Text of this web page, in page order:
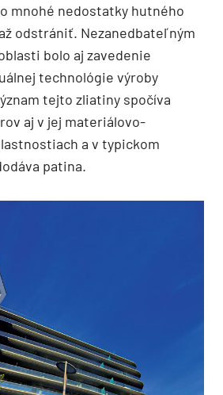
mnohé nedostatky hutného
odstrániť. Nezanedbateľným
bolo aj zavedenie
technológie výroby
tejto zliatiny spočíva
aj v jej materiálovo-
a v typickom
patina.